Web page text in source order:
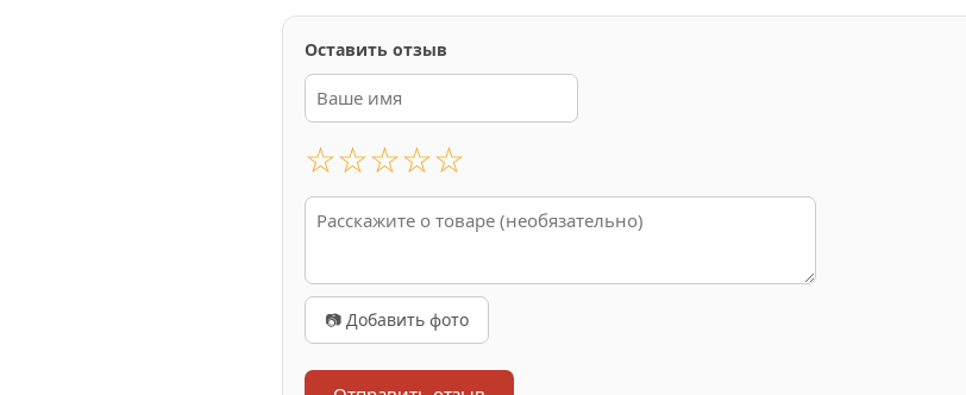
Оставить отзыв
☆☆☆☆☆
📷 Добавить фото